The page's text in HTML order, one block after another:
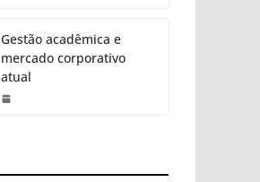
Gestão acadêmica e
mercado corporativo
atual